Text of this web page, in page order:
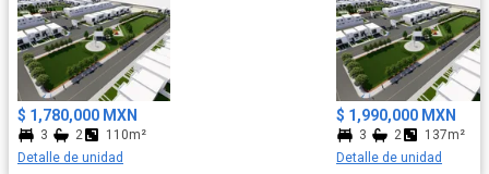
$ 1,780,000 MXN
3 2
110m²
Detalle de unidad
$ 1,990,000 MXN
3 2
137m²
Detalle de unidad